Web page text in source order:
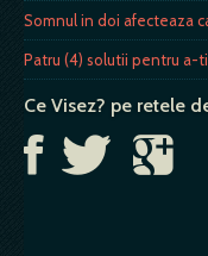
Somnul in doi afecteaza
Patru (4) solutii pentru a-
Ce Visez? pe retele